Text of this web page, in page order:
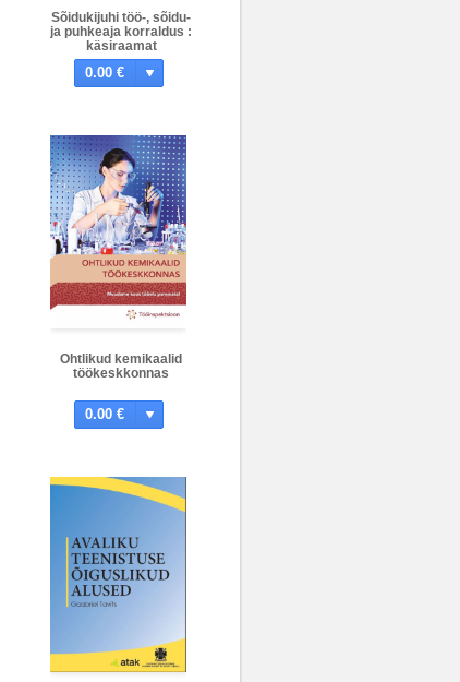
Sõidukijuhi töö-, sõidu-
ja puhkeaja korraldus :
käsiraamat
0.00 €
Ohtlikud kemikaalid
töökeskkonnas
0.00 €